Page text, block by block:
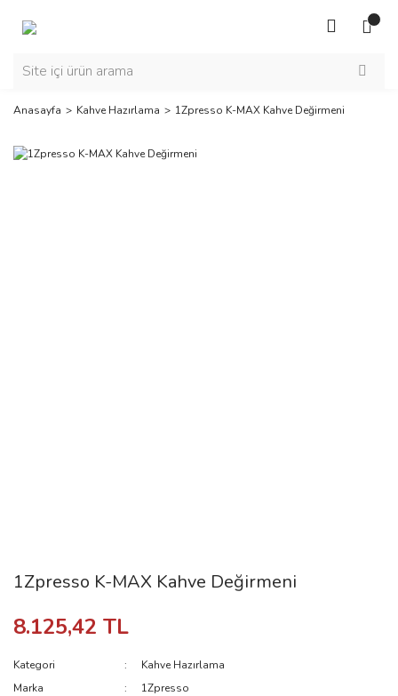
Anasayfa Kahve Hazırlama 1Zpresso K-MAX Kahve Değirmeni
1Zpresso K-MAX Kahve Değirmeni
8.125,42 TL
Kategori
Kahve Hazırlama
Marka
1Zpresso